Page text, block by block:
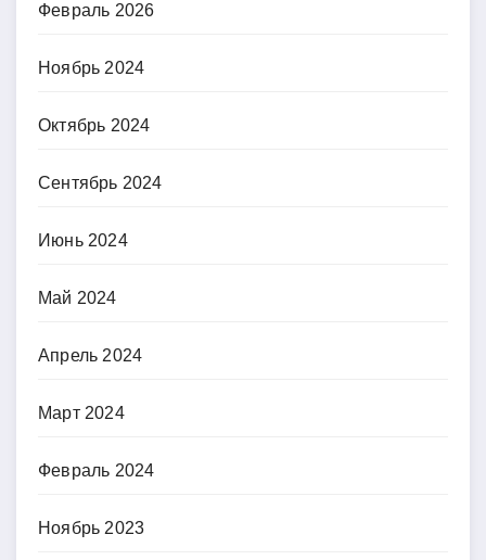
Февраль 2026
Ноябрь 2024
Октябрь 2024
Сентябрь 2024
Июнь 2024
Май 2024
Апрель 2024
Март 2024
Февраль 2024
Ноябрь 2023